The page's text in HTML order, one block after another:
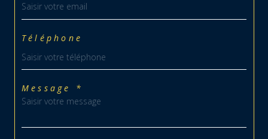
Téléphone
Message *